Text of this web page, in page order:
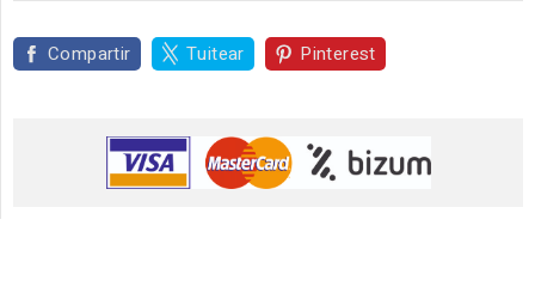
Compartir Tuitear Pinterest